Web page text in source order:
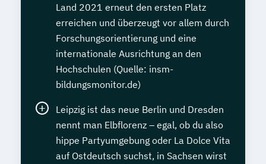
Land 2021 erneut den ersten Platz
erreichen und überzeugt vor allem durch
Forschungsorientierung und eine
internationale Ausrichtung an den
Hochschulen (Quelle: insm-
bildungsmonitor.de)
Leipzig ist das neue Berlin und Dresden
nennt man Elbflorenz – egal, ob du also
hippe Partyumgebung oder La Dolce Vita
auf Ostdeutsch suchst, in Sachsen wirst